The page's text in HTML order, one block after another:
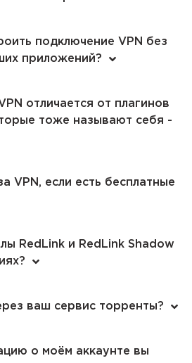
подключение VPN без
приложений?
отличается от плагинов
тоже называют себя -
VPN, если есть бесплатные
RedLink и RedLink Shadow
ваш сервис торренты?
о моём аккаунте вы